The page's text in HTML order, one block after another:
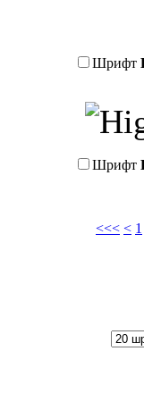
Шрифт
Шрифт
<<< < 1